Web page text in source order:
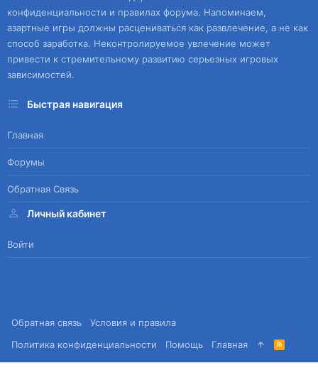
конфиденциальности и правилах форума. Напоминаем,
азартные игры должны расцениваться как развлечение, а не как
способ заработка. Неконтролируемое увлечение может
привести к стремительному развитию серьезных игровых
зависимостей.
Быстрая навигация
Главная
Форумы
Обратная Связь
Личный кабинет
Войти
Обратная связь
Условия и правила
Политика конфиденциальности
Помощь Главная
R
S
S